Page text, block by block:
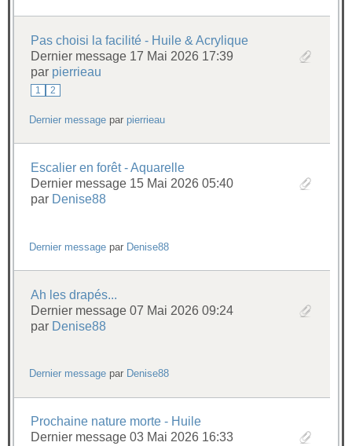
Pas choisi la facilité - Huile & Acrylique
Dernier message 17 Mai 2026 17:39
par pierrieau
1 2
Dernier message par pierrieau
Escalier en forêt - Aquarelle
Dernier message 15 Mai 2026 05:40
par Denise88
Dernier message par Denise88
Ah les drapés...
Dernier message 07 Mai 2026 09:24
par Denise88
Dernier message par Denise88
Prochaine nature morte - Huile
Dernier message 03 Mai 2026 16:33